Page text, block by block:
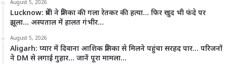
August 5, 2026
Lucknow: प्रेमी ने प्रेमिका की गला रेतकर की हत्या… फिर खुद भी फंदे पर
झूला… अस्पताल में हालत गंभीर…
August 5, 2026
Aligarh: प्यार में दिवाना आशिक प्रेमिका से मिलने पहुंचा सरहद पार… परिजनों
ने DM से लगाई गुहार… जानें पूरा मामला…